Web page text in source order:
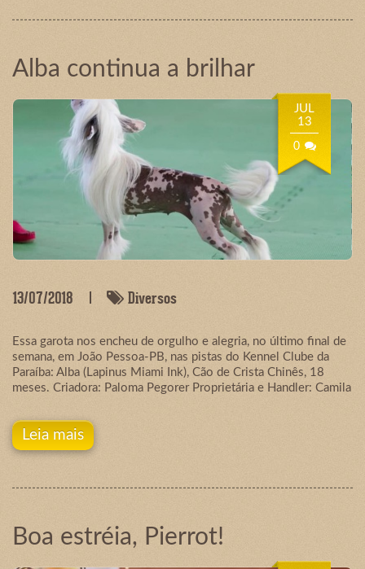
Alba continua a brilhar
JUL
13
0
13/07/2018 Diversos
Essa garota nos encheu de orgulho e alegria, no último final de
semana, em João Pessoa-PB, nas pistas do Kennel Clube da
Paraíba: Alba (Lapinus Miami Ink), Cão de Crista Chinês, 18
meses. Criadora: Paloma Pegorer Proprietária e Handler: Camila
Leia mais
Boa estréia, Pierrot!